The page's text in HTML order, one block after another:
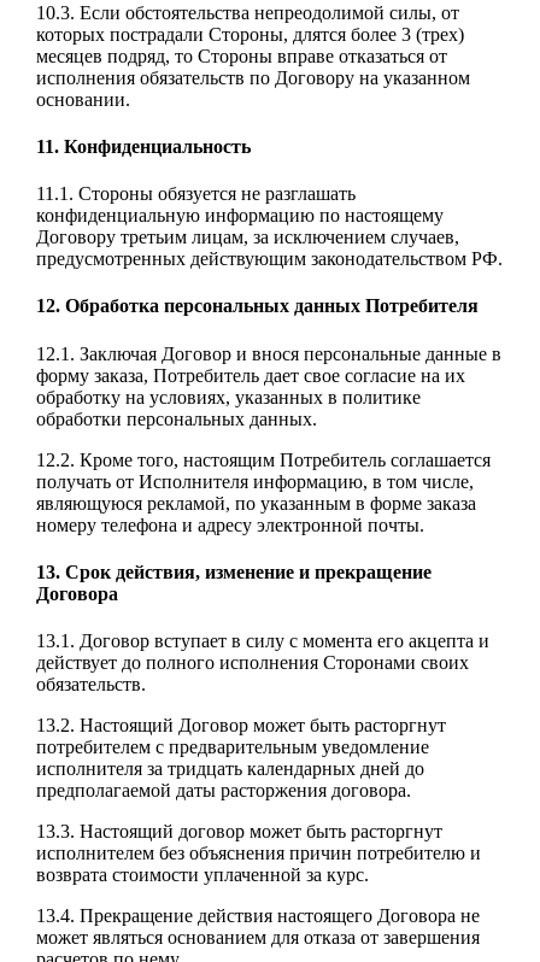
10.3. Если обстоятельства непреодолимой силы, от
которых пострадали Стороны, длятся более 3 (трех)
месяцев подряд, то Стороны вправе отказаться от
исполнения обязательств по Договору на указанном
основании.
11. Конфиденциальность
11.1. Стороны обязуется не разглашать
конфиденциальную информацию по настоящему
Договору третьим лицам, за исключением случаев,
предусмотренных действующим законодательством РФ.
12. Обработка персональных данных Потребителя
12.1. Заключая Договор и внося персональные данные в
форму заказа, Потребитель дает свое согласие на их
обработку на условиях, указанных в политике
обработки персональных данных.
12.2. Кроме того, настоящим Потребитель соглашается
получать от Исполнителя информацию, в том числе,
являющуюся рекламой, по указанным в форме заказа
номеру телефона и адресу электронной почты.
13. Срок действия, изменение и прекращение
Договора
13.1. Договор вступает в силу с момента его акцепта и
действует до полного исполнения Сторонами своих
обязательств.
13.2. Настоящий Договор может быть расторгнут
потребителем с предварительным уведомление
исполнителя за тридцать календарных дней до
предполагаемой даты расторжения договора.
13.3. Настоящий договор может быть расторгнут
исполнителем без объяснения причин потребителю и
возврата стоимости уплаченной за курс.
13.4. Прекращение действия настоящего Договора не
может являться основанием для отказа от завершения